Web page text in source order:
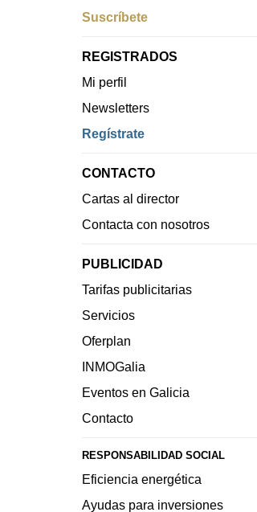
Suscríbete
REGISTRADOS
Mi perfil
Newsletters
Regístrate
CONTACTO
Cartas al director
Contacta con nosotros
PUBLICIDAD
Tarifas publicitarias
Servicios
Oferplan
INMOGalia
Eventos en Galicia
Contacto
RESPONSABILIDAD SOCIAL
Eficiencia energética
Ayudas para inversiones